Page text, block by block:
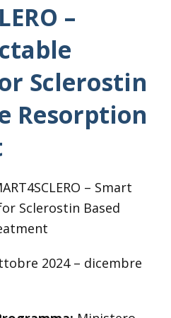
–
Sclerostin
Resorption
– Smart
Sclerostin Based
2024 – dicembre